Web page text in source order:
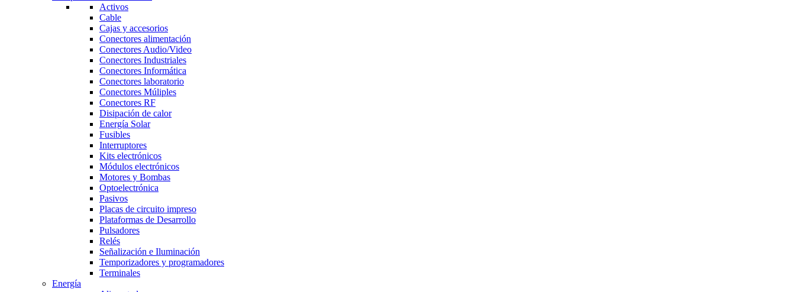
Activos
Cable
Cajas y accesorios
Conectores alimentación
Conectores Audio/Video
Conectores Industriales
Conectores Informática
Conectores laboratorio
Conectores Múliples
Conectores RF
Disipación de calor
Energía Solar
Fusibles
Interruptores
Kits electrónicos
Módulos electrónicos
Motores y Bombas
Optoelectrónica
Pasivos
Placas de circuito impreso
Plataformas de Desarrollo
Pulsadores
Relés
Señalización e Iluminación
Temporizadores y programadores
Terminales
Energía